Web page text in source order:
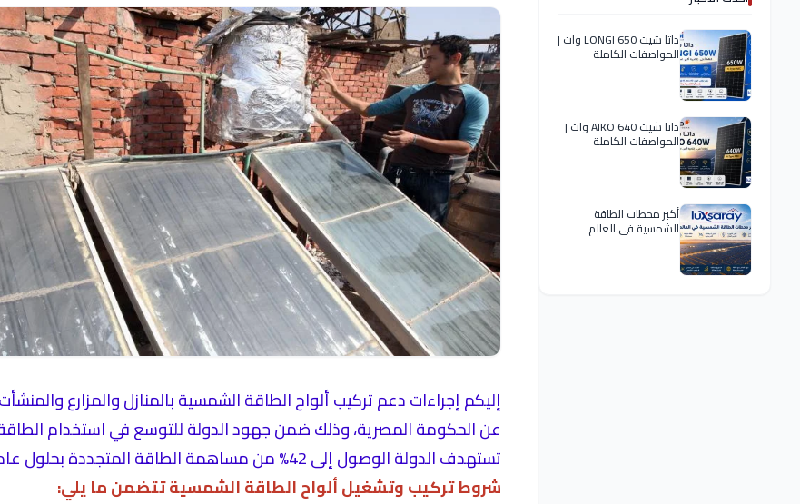
داتا شيت LONGI 650 وات |
المواصفات الكاملة
داتا شيت AIKO 640 وات |
المواصفات الكاملة
أكبر محطات الطاقة
الشمسية في العالم
إليكم إجراءات دعم تركيب ألواح الطاقة الشمسية بالمنازل والمزارع
عن الحكومة المصرية، وذلك ضمن جهود الدولة للتوسع في استخدام
تستهدف الدولة الوصول إلى 42% من مساهمة الطاقة المتجددة بحلول عام 2030.
شروط تركيب وتشغيل ألواح الطاقة الشمسية تتضمن ما يلي: